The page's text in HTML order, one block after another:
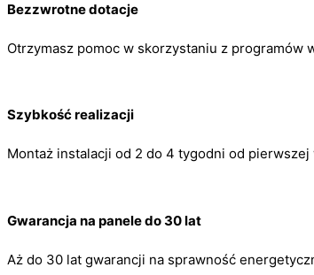
Bezzwrotne dotacje
Otrzymasz pomoc w skorzystaniu z programów
Szybkość realizacji
Montaż instalacji od 2 do 4 tygodni od pierwszej
Gwarancja na panele do 30 lat
Aż do 30 lat gwarancji na sprawność